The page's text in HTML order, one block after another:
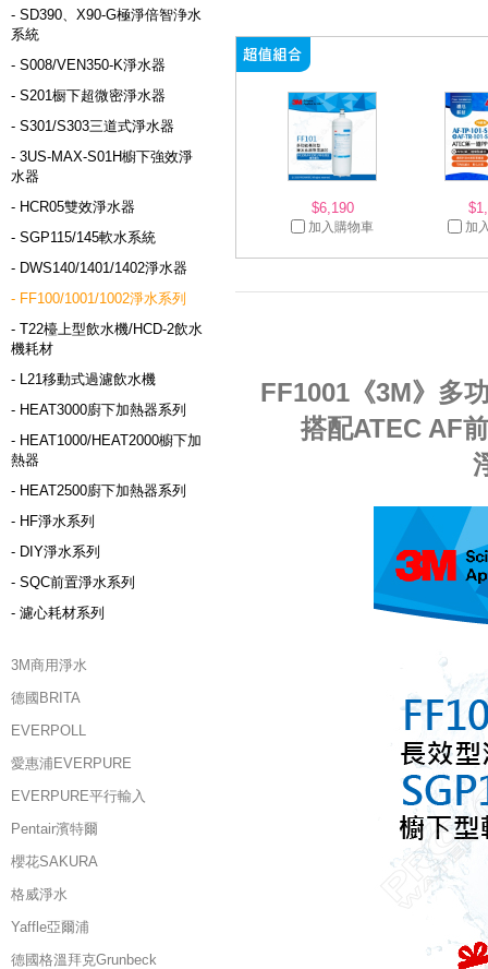
- SD390、X90-G極淨倍智浄水
系統
- S008/VEN350-K淨水器
- S201橱下超微密淨水器
- S301/S303三道式淨水器
- 3US-MAX-S01H櫥下強效淨
水器
- HCR05雙效淨水器
- SGP115/145軟水系統
- DWS140/1401/1402淨水器
- FF100/1001/1002淨水系列
- T22檯上型飲水機/HCD-2飲水
機耗材
- L21移動式過濾飲水機
- HEAT3000廚下加熱器系列
- HEAT1000/HEAT2000櫥下加
熱器
- HEAT2500廚下加熱器系列
- HF淨水系列
- DIY淨水系列
- SQC前置淨水系列
- 濾心耗材系列
3M商用淨水
德國BRITA
EVERPOLL
愛惠浦EVERPURE
EVERPURE平行輸入
Pentair濱特爾
櫻花SAKURA
格威淨水
Yaffle亞爾浦
德國格溫拜克Grunbeck
$6,190
加入購物車 加
FF1001《3M》多
搭配ATEC AF